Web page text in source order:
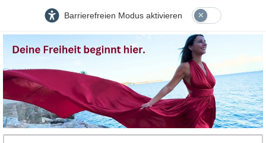
Barrierefreien Modus aktivieren